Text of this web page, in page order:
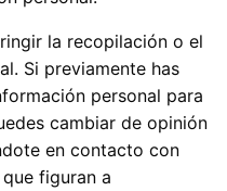
la recopilación o el
Si previamente has
personal para
cambiar de opinión
en contacto con
figuran a